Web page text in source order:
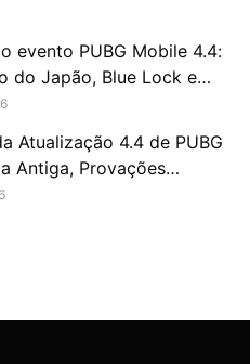
evento PUBG Mobile 4.4:
do Japão, Blue Lock e
Atualização 4.4 de PUBG
Antiga, Provações